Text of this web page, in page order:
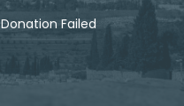
Donation Failed